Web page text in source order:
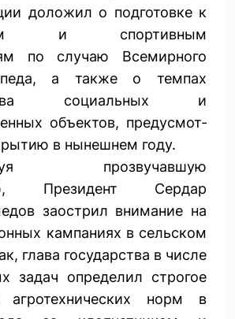
доложил о подготовке к
и спортивным
по случаю Всемирного
а также о темпах
социальных и
объектов, предусмот­
в нынешнем году.
прозвучавшую
Президент Сердар
заострил внимание на
кампаниях в сельском
глава государства в числе
задач определил строгое
агротехнических норм в